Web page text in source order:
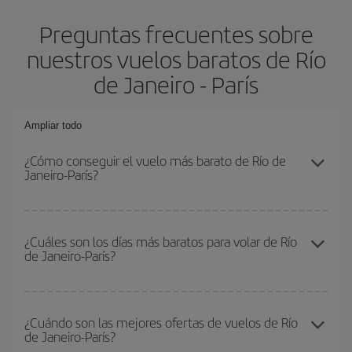
Preguntas frecuentes sobre
nuestros vuelos baratos de Río
de Janeiro - París
Ampliar todo
¿Cómo conseguir el vuelo más barato de Río de
Janeiro-París?
y conseguir el vuelo más barato si evitas temporadas altas,
compras con antelación y puedes ser flexible con las fechas y
¿Cuáles son los días más baratos para volar de Río
de Janeiro-París?
que empezar una consulta en nuestro
buscador de vuelos
baratos. Dinos desde dónde vuelas, a dónde quieres ir y en qué
¿Cuándo son las mejores ofertas de vuelos de Río
de Janeiro-París?